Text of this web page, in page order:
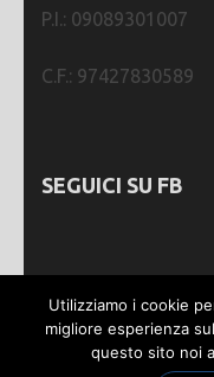
P.I.: 09089301007
C.F.: 97427830589
SEGUICI SU FB
Webmastering
Utilizziamo i cookie
migliore esperienza
questo sito noi